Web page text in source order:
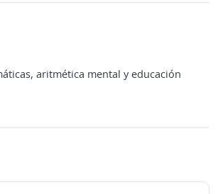
aritmética mental y educación